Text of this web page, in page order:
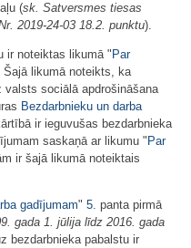
(sk. Satversmes tiesas
2019-24-03 18.2. punktu).
ir noteiktas likumā " Par
Šajā likumā noteikts, ka
sociālā apdrošināšana
Bezdarbnieku un darba
ir ieguvušas bezdarbnieka
saskaņā ar likumu " Par
ir šajā likumā noteiktais
gadījumam" 5. panta pirmā
gada 1. jūlija līdz 2016. gada
bezdarbnieka pabalstu ir